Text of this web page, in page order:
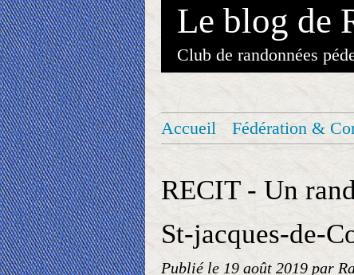
Le blog de
Club de randonnées
Accueil Fédération &
RECIT - Un
St-jacques-de-
Publié le 19 août 2019par